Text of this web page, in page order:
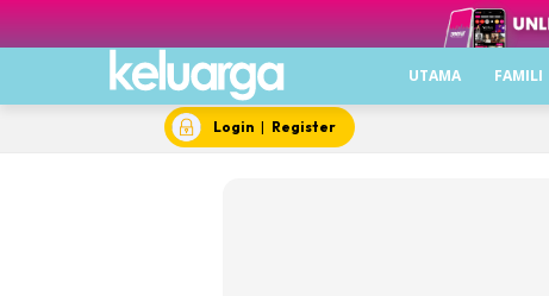
UTAMA FAMILI
Login | Register